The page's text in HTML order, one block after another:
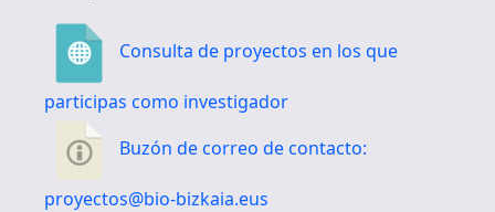
Consulta de proyectos en los que
participas como investigador
Buzón de correo de contacto:
proyectos@bio-bizkaia.eus